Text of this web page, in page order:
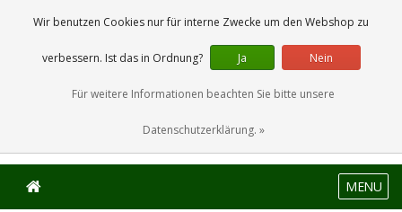
0 Artikel
MENU
Wir benutzen Cookies nur für interne Zwecke um den Webshop zu
verbessern. Ist das in Ordnung? Ja Nein
Für weitere Informationen beachten Sie bitte unsere
Datenschutzerklärung. »